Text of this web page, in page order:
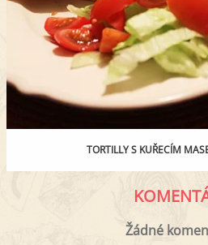
TORTILLY S KUŘECÍM
Žádné